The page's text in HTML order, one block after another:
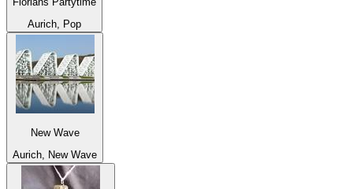
Aurich, Pop
New Wave
Aurich, New Wave